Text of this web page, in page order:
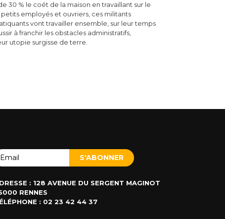
30 % le coét de la maison en travaillant sur le
employés et ouvriers, ces militants
vont travailler ensemble, sur leur temps
à franchir les obstacles administratifs,
utopie surgisse de terre.
: 128 AVENUE DU SERGENT MAGINOT
RENNES
: 02 23 42 44 37